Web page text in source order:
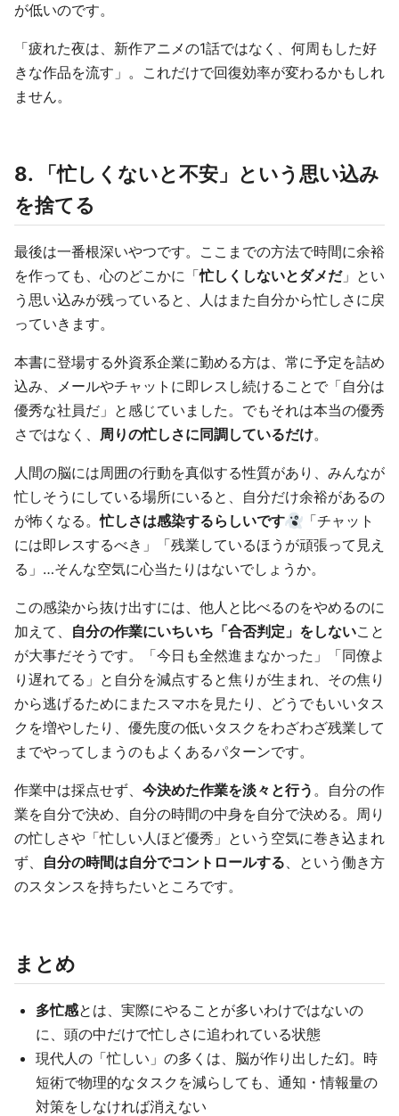
が低いのです。
「疲れた夜は、新作アニメの1話ではなく、何周もした好
きな作品を流す」。これだけで回復効率が変わるかもしれ
ません。
8. 「忙しくないと不安」という思い込み
を捨てる
最後は一番根深いやつです。ここまでの方法で時間に余裕
を作っても、心のどこかに「忙しくしないとダメだ」とい
う思い込みが残っていると、人はまた自分から忙しさに戻
っていきます。
本書に登場する外資系企業に勤める方は、常に予定を詰め
込み、メールやチャットに即レスし続けることで「自分は
優秀な社員だ」と感じていました。でもそれは本当の優秀
さではなく、 周りの忙しさに同調しているだけ。
人間の脳には周囲の行動を真似する性質があり、みんなが
忙しそうにしている場所にいると、自分だけ余裕があるの
が怖くなる。忙しさは感染するらしいです
「チャット
には即レスするべき」「残業しているほうが頑張って見え
る」…そんな空気に心当たりはないでしょうか。
この感染から抜け出すには、他人と比べるのをやめるのに
加えて、 自分の作業にいちいち「合否判定」をしないこと
が大事だそうです。「今日も全然進まなかった」「同僚よ
り遅れてる」と自分を減点すると焦りが生まれ、その焦り
から逃げるためにまたスマホを見たり、どうでもいいタス
クを増やしたり、優先度の低いタスクをわざわざ残業して
までやってしまうのもよくあるパターンです。
作業中は採点せず、 今決めた作業を淡々と行う 。自分の作
業を自分で決め、自分の時間の中身を自分で決める。周り
の忙しさや「忙しい人ほど優秀」という空気に巻き込まれ
ず、 自分の時間は自分でコントロールする 、という働き方
のスタンスを持ちたいところです。
まとめ
多忙感とは、実際にやることが多いわけではないの
に、頭の中だけで忙しさに追われている状態
現代人の「忙しい」の多くは、脳が作り出した幻。時
短術で物理的なタスクを減らしても、通知・情報量の
対策をしなければ消えない